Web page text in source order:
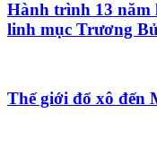
Hành trình 13 năm
linh mục Trương
Thế giới đổ xô đến